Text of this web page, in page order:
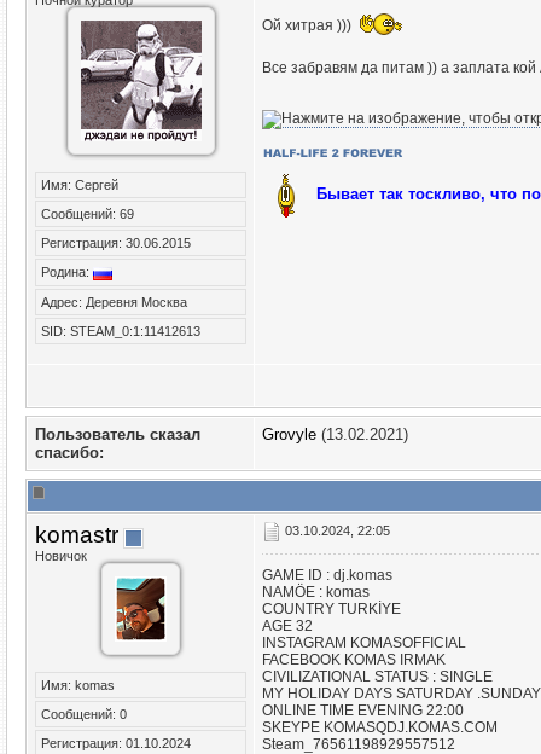
Имя: Сергей
Сообщений: 69
Регистрация: 30.06.2015
Родина:
Адрес: Деревня Москва
SID: STEAM_0:1:11412613
Ой хитрая )))
Все забравям да питам )) а заплата
Бывает так тоскливо, что
Пользователь сказал
cпасибо:
Grovyle (13.02.2021)
komastr
Новичок
Имя: komas
Сообщений: 0
Регистрация: 01.10.2024
03.10.2024, 22:05
GAME ID : dj.komas
NAMÖE : komas
COUNTRY TURKİYE
AGE 32
INSTAGRAM KOMASOFFICIAL
FACEBOOK KOMAS IRMAK
CIVILIZATIONAL STATUS : SINGLE
MY HOLIDAY DAYS SATURDAY .SUNDAY
ONLINE TIME EVENING 22:00
SKEYPE KOMASQDJ.KOMAS.COM
Steam_76561198929557512